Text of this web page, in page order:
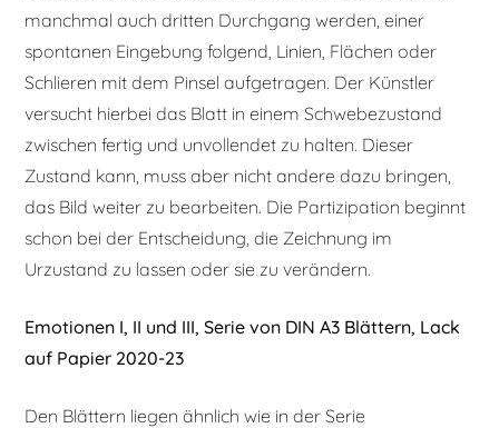
manchmal auch dritten Durchgang werden, einer
spontanen Eingebung folgend, Linien, Flächen oder
Schlieren mit dem Pinsel aufgetragen. Der Künstler
versucht hierbei das Blatt in einem Schwebezustand
zwischen fertig und unvollendet zu halten. Dieser
Zustand kann, muss aber nicht andere dazu bringen,
das Bild weiter zu bearbeiten. Die Partizipation beginnt
schon bei der Entscheidung, die Zeichnung im
Urzustand zu lassen oder sie zu verändern.
Emotionen I, II und III, Serie von DIN A3 Blättern, Lack
auf Papier 2020-23
Den Blättern liegen ähnlich wie in der Serie